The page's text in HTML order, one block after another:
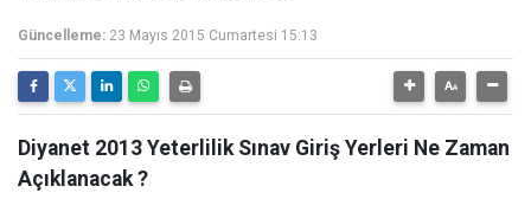
Güncelleme: 23 Mayıs 2015 Cumartesi 15:13
Diyanet 2013 Yeterlilik Sınav Giriş Yerleri Ne Zaman
Açıklanacak ?